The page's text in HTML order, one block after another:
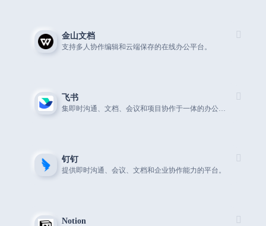
金山文档
支持多人协作编辑和云端保存的在线办公平台。
飞书
集即时沟通、文档、会议和项目协作于一体的办公平台。
钉钉
提供即时沟通、会议、文档和企业协作能力的平台。
Notion